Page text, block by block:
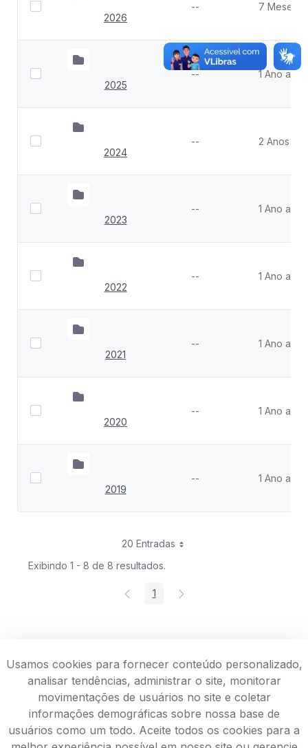
2026
-- 7 Meses
2025
-- 1 Ano atrás
2024
-- 2 Anos
2023
-- 1 Ano atrás
2022
-- 1 Ano atrás
2021
-- 1 Ano atrás
2020
-- 1 Ano atrás
2019
-- 1 Ano atrás
20 Entradas
Exibindo 1 - 8 de 8 resultados.
Página
1
Usamos cookies para fornecer conteúdo personalizado,
analisar tendências, administrar o site, monitorar
movimentações de usuários no site e coletar
informações demográficas sobre nossa base de
usuários como um todo. Aceite todos os cookies para a